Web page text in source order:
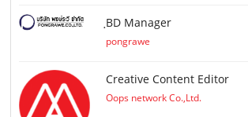
ฺBD Manager
pongrawe
Creative Content Editor
Oops network Co.,Ltd.